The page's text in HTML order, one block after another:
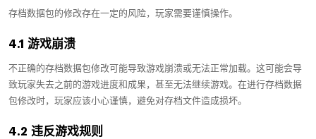
存档数据包的修改存在一定的风险，玩家需要谨慎操作。
4.1 游戏崩溃
不正确的存档数据包修改可能导致游戏崩溃或无法正常加载。这可能会导
致玩家失去之前的游戏进度和成果，甚至无法继续游戏。在进行存档数据
包修改时，玩家应该小心谨慎，避免对存档文件造成损坏。
4.2 违反游戏规则